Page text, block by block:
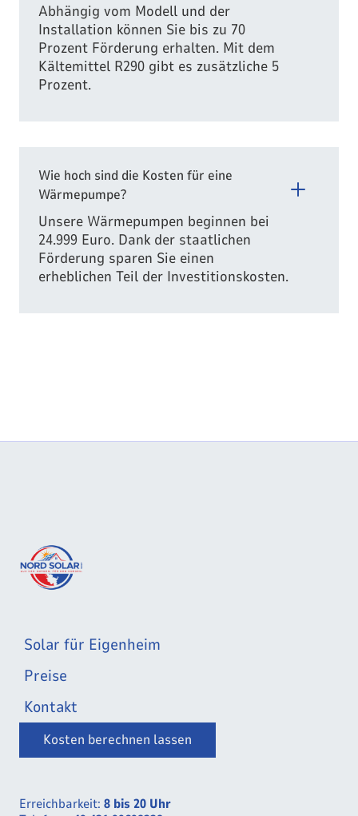
Abhängig vom Modell und der
Installation können Sie bis zu 70
Prozent Förderung erhalten. Mit dem
Kältemittel R290 gibt es zusätzliche 5
Prozent.
Wie hoch sind die Kosten für eine
Wärmepumpe?
Unsere Wärmepumpen beginnen bei
24.999 Euro. Dank der staatlichen
Förderung sparen Sie einen
erheblichen Teil der Investitionskosten.
Solar für Eigenheim
Preise
Kontakt
Kosten berechnen lassen
Erreichbarkeit: 8 bis 20 Uhr